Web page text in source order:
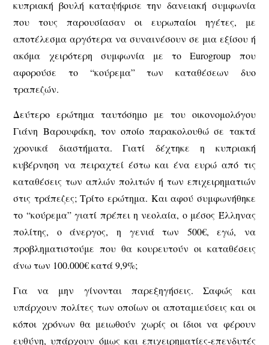
κυπριακή βουλή καταψήφισε την δανειακή συμφωνία
που τους παρουσίασαν οι ευρωπαίοι ηγέτες, με
αποτέλεσμα αργότερα να συναινέσουν σε μια εξίσου ή
ακόμα χειρότερη συμφωνία με το Eurogroup που
αφορούσε το “κούρεμα” των καταθέσεων δυο
τραπεζών.
Δεύτερο ερώτημα ταυτόσημο με του οικονομολόγου
Γιάνη Βαρουφάκη, τον οποίο παρακολουθώ σε τακτά
χρονικά διαστήματα. Γιατί δέχτηκε η κυπριακή
κυβέρνηση να πειραχτεί έστω και ένα ευρώ από τις
καταθέσεις των απλών πολιτών ή των επιχειρηματιών
στις τράπεζες; Τρίτο ερώτημα. Και αφού συμφωνήθηκε
το “κούρεμα” γιατί πρέπει η νεολαία, ο μέσος Έλληνας
πολίτης, ο άνεργος, η γενιά των 500€, εγώ, να
προβληματιστούμε που θα κουρευτούν οι καταθέσεις
άνω των 100.000€ κατά 9,9%;
Για να μην γίνονται παρεξηγήσεις. Σαφώς και
υπάρχουν πολίτες των οποίων οι αποταμιεύσεις και οι
κόποι χρόνων θα μειωθούν χωρίς οι ίδιοι να φέρουν
ευθύνη, υπάρχουν όμως και επιχειρηματίες-επενδυτές